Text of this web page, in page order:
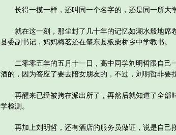
长得一摸一样，还叫同一个名字的，还是同一所大
就在这一刻，那尘封了几十年的记忆如潮水般地席
县委副书记，妈妈梅茗还在肇东县板栗桥乡中学教书。
二零零五年的五月十一日，高中同学刘明哲跟自己
酒的，因为答应了要去陪女朋友的，不过，刘明哲非要
再醒来已经被拷在派出所了，再然后就知道了全部
学检测。
再加上刘明哲，还有酒店的服务员做证，说是自己搂